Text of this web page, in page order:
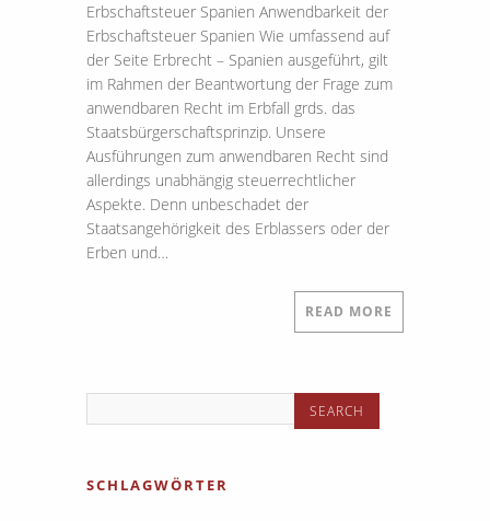
Erbschaftsteuer Spanien Anwendbarkeit der
Erbschaftsteuer Spanien Wie umfassend auf
der Seite Erbrecht – Spanien ausgeführt, gilt
im Rahmen der Beantwortung der Frage zum
anwendbaren Recht im Erbfall grds. das
Staatsbürgerschaftsprinzip. Unsere
Ausführungen zum anwendbaren Recht sind
allerdings unabhängig steuerrechtlicher
Aspekte. Denn unbeschadet der
Staatsangehörigkeit des Erblassers oder der
Erben und…
READ MORE
SCHLAGWÖRTER